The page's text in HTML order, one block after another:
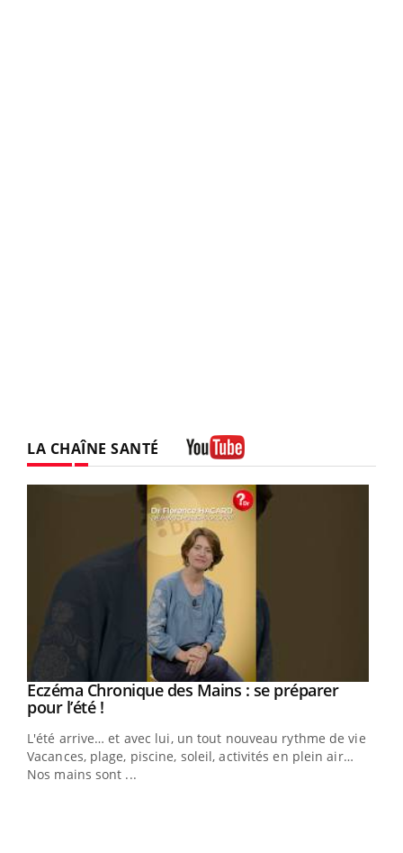
LA CHAÎNE SANTÉ
Youtube
Eczéma Chronique des Mains : se préparer
pour l’été !Youtube
L'été arrive… et avec lui, un tout nouveau rythme de vie !
Vacances, plage, piscine, soleil, activités en plein air…
Nos mains sont ...